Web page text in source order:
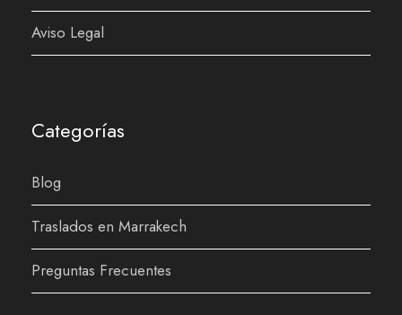
Aviso Legal
Categorías
Blog
Traslados en Marrakech
Preguntas Frecuentes